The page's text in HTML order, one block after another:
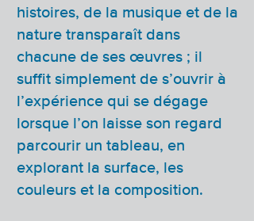
histoires, de la musique et de la
nature transparaît dans
chacune de ses œuvres ; il
suﬃt simplement de s’ouvrir à
l’expérience qui se dégage
lorsque l’on laisse son regard
parcourir un tableau, en
explorant la surface, les
couleurs et la composition.